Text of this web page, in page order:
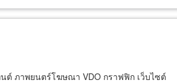
ต์ ภาพยนตร์โฆษณา VDO กราฟฟิก เว็บไซต์